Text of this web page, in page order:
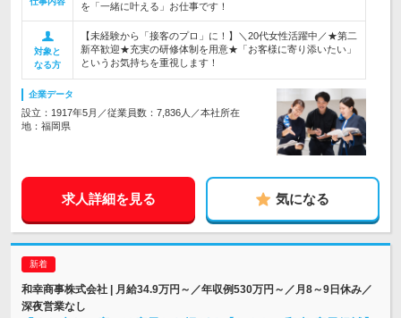
を「一緒に叶える」お仕事です！
対象と
なる方
【未経験から「接客のプロ」に！】＼20代女性活躍中／★第二
新卒歓迎★充実の研修体制を用意★「お客様に寄り添いたい」
というお気持ちを重視します！
企業データ
設立：1917年5月／従業員数：7,836人／本社所在
地：福岡県
求人詳細を見る 気になる
和幸商事株式会社 | 月給34.9万円～／年収例530万円～／月8～9日休み／
深夜営業なし